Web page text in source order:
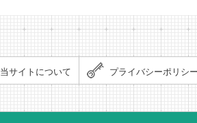
当サイトについて プライバシーポリシー